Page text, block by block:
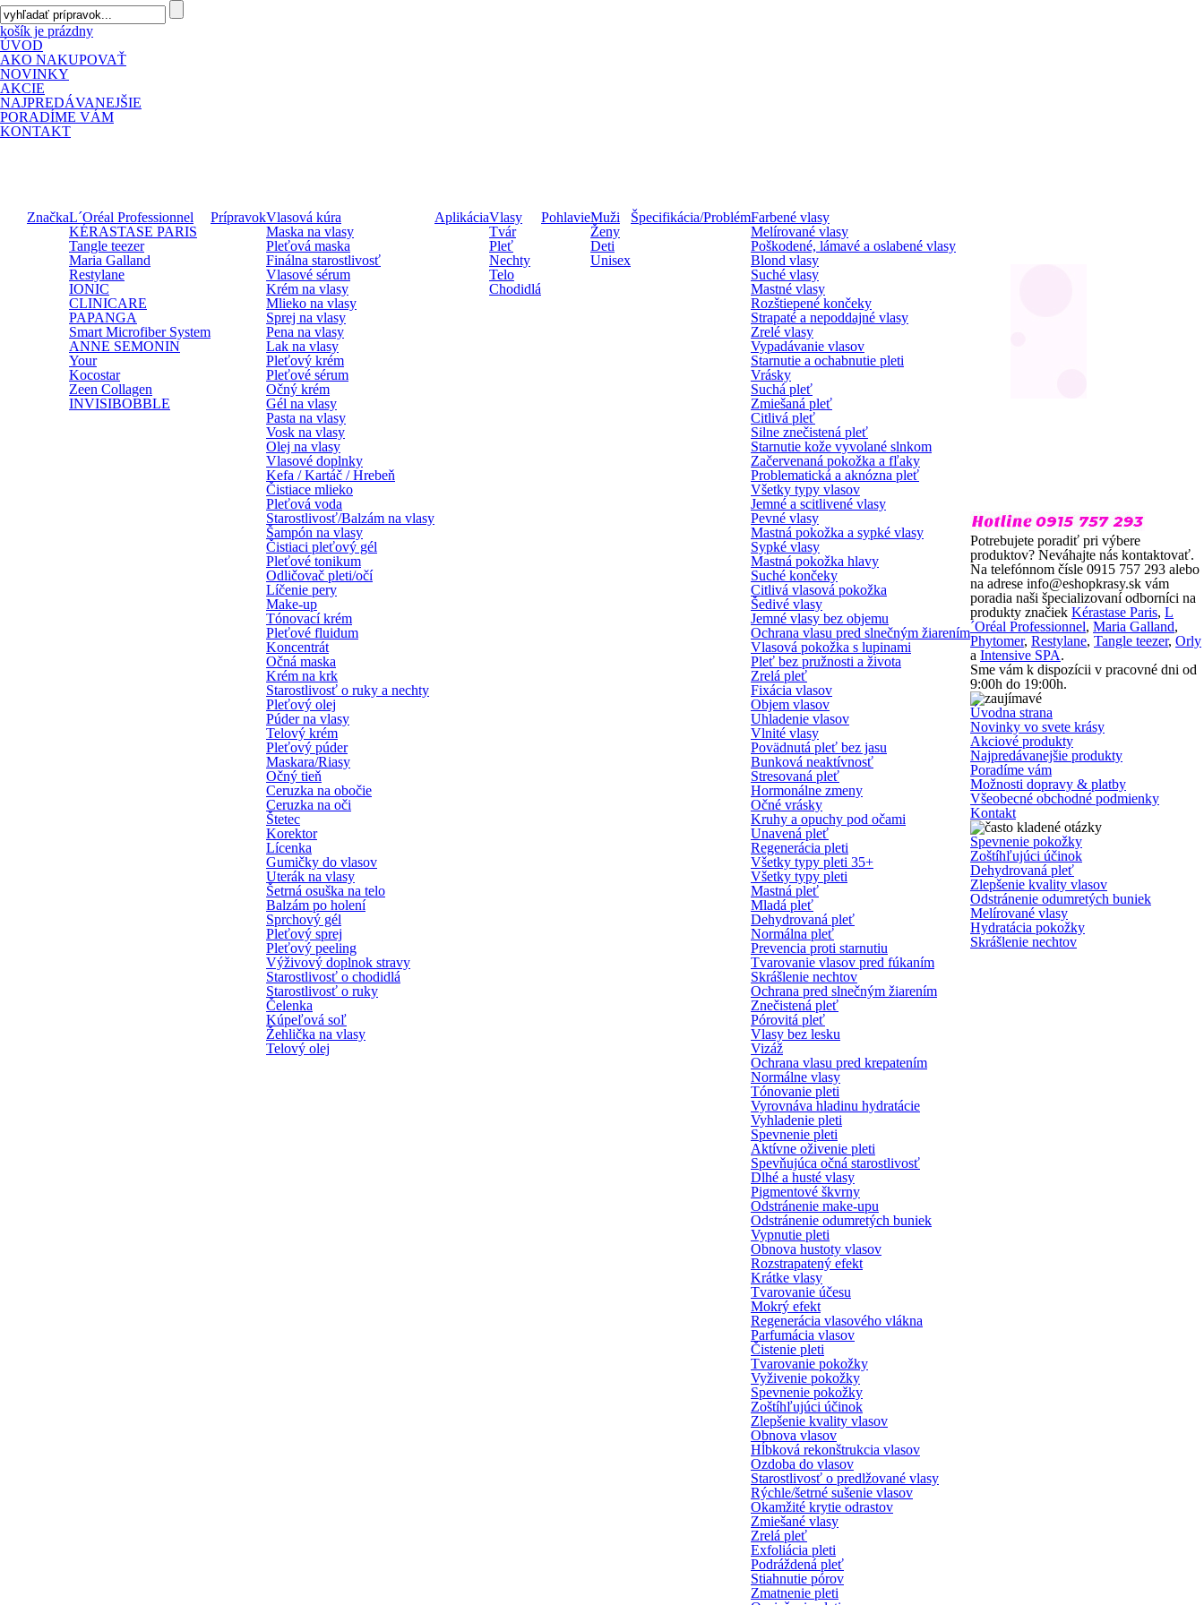
košík je prázdny
ÚVOD
AKO NAKUPOVAŤ
NOVINKY
AKCIE
NAJPREDÁVANEJŠIE
PORADÍME VÁM
KONTAKT
ZnačkaL´Oréal Professionnel
KÉRASTASE PARIS
Tangle teezer
Maria Galland
Restylane
IONIC
CLINICARE
PAPANGA
Smart Microfiber System
ANNE SEMONIN
Your
Kocostar
Zeen Collagen
INVISIBOBBLE
PrípravokVlasová kúra
Maska na vlasy
Pleťová maska
Finálna starostlivosť
Vlasové sérum
Krém na vlasy
Mlieko na vlasy
Sprej na vlasy
Pena na vlasy
Lak na vlasy
Pleťový krém
Pleťové sérum
Očný krém
Gél na vlasy
Pasta na vlasy
Vosk na vlasy
Olej na vlasy
Vlasové doplnky
Kefa / Kartáč / Hrebeň
Čistiace mlieko
Pleťová voda
Starostlivosť/Balzám na vlasy
Šampón na vlasy
Čistiaci pleťový gél
Pleťové tonikum
Odličovač pleti/očí
Líčenie pery
Make-up
Tónovací krém
Pleťové fluidum
Koncentrát
Očná maska
Krém na krk
Starostlivosť o ruky a nechty
Pleťový olej
Púder na vlasy
Telový krém
Pleťový púder
Maskara/Riasy
Očný tieň
Ceruzka na obočie
Ceruzka na oči
Štetec
Korektor
Lícenka
Gumičky do vlasov
Uterák na vlasy
Šetrná osuška na telo
Balzám po holení
Sprchový gél
Pleťový sprej
Pleťový peeling
Výživový doplnok stravy
Starostlivosť o chodidlá
Starostlivosť o ruky
Čelenka
Kúpeľová soľ
Žehlička na vlasy
Telový olej
AplikáciaVlasy
Tvár
Pleť
Nechty
Telo
Chodidlá
PohlavieMuži
Ženy
Deti
Unisex
Špecifikácia/ProblémFarbené vlasy
Melírované vlasy
Poškodené, lámavé a oslabené vlasy
Blond vlasy
Suché vlasy
Mastné vlasy
Rozštiepené končeky
Strapaté a nepoddajné vlasy
Zrelé vlasy
Vypadávanie vlasov
Starnutie a ochabnutie pleti
Vrásky
Suchá pleť
Zmiešaná pleť
Citlivá pleť
Silne znečistená pleť
Starnutie kože vyvolané slnkom
Začervenaná pokožka a fľaky
Problematická a aknózna pleť
Všetky typy vlasov
Jemné a scitlivené vlasy
Pevné vlasy
Mastná pokožka a sypké vlasy
Sypké vlasy
Mastná pokožka hlavy
Suché končeky
Citlivá vlasová pokožka
Šedivé vlasy
Jemné vlasy bez objemu
Ochrana vlasu pred slnečným žiarením
Vlasová pokožka s lupinami
Pleť bez pružnosti a života
Zrelá pleť
Fixácia vlasov
Objem vlasov
Uhladenie vlasov
Vlnité vlasy
Povädnutá pleť bez jasu
Bunková neaktívnosť
Stresovaná pleť
Hormonálne zmeny
Očné vrásky
Kruhy a opuchy pod očami
Unavená pleť
Regenerácia pleti
Všetky typy pleti 35+
Všetky typy pleti
Mastná pleť
Mladá pleť
Dehydrovaná pleť
Normálna pleť
Prevencia proti starnutiu
Tvarovanie vlasov pred fúkaním
Skrášlenie nechtov
Ochrana pred slnečným žiarením
Znečistená pleť
Pórovitá pleť
Vlasy bez lesku
Vizáž
Ochrana vlasu pred krepatením
Normálne vlasy
Tónovanie pleti
Vyrovnáva hladinu hydratácie
Vyhladenie pleti
Spevnenie pleti
Aktívne oživenie pleti
Spevňujúca očná starostlivosť
Dlhé a husté vlasy
Pigmentové škvrny
Odstránenie make-upu
Odstránenie odumretých buniek
Vypnutie pleti
Obnova hustoty vlasov
Rozstrapatený efekt
Krátke vlasy
Tvarovanie účesu
Mokrý efekt
Regenerácia vlasového vlákna
Parfumácia vlasov
Čistenie pleti
Tvarovanie pokožky
Vyživenie pokožky
Spevnenie pokožky
Zoštíhľujúci účinok
Zlepšenie kvality vlasov
Obnova vlasov
Hĺbková rekonštrukcia vlasov
Ozdoba do vlasov
Starostlivosť o predlžované vlasy
Rýchle/šetrné sušenie vlasov
Okamžité krytie odrastov
Zmiešané vlasy
Zrelá pleť
Exfoliácia pleti
Podráždená pleť
Stiahnutie pórov
Zmatnenie pleti
Potrebujete poradiť pri výbere
produktov? Neváhajte nás kontaktovať.
Na telefónnom čísle 0915 757 293 alebo
na adrese info@eshopkrasy.sk vám
poradia naši špecializovaní odborníci na
produkty značiek Kérastase Paris, L
´Oréal Professionnel, Maria Galland,
Phytomer, Restylane, Tangle teezer, Orly
a Intensive SPA.
Sme vám k dispozícii v pracovné dni od
9:00h do 19:00h.
Úvodna strana
Novinky vo svete krásy
Akciové produkty
Najpredávanejšie produkty
Poradíme vám
Možnosti dopravy & platby
Všeobecné obchodné podmienky
Kontakt
Spevnenie pokožky
Zoštíhľujúci účinok
Dehydrovaná pleť
Zlepšenie kvality vlasov
Odstránenie odumretých buniek
Melírované vlasy
Hydratácia pokožky
Skrášlenie nechtov